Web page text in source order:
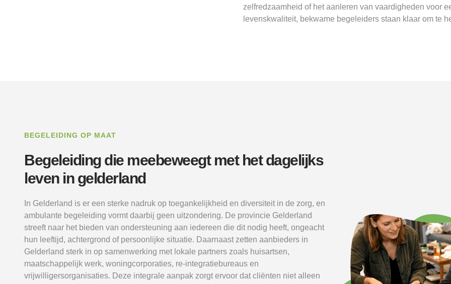
zelfredzaamheid of het aanleren van vaardigheden voor
levenskwaliteit, bekwame begeleiders staan klaar om te
BEGELEIDING OP MAAT
Begeleiding die meebeweegt met het dagelijks
leven in gelderland
In Gelderland is er een sterke nadruk op toegankelijkheid en diversiteit in de zorg, en
ambulante begeleiding vormt daarbij geen uitzondering. De provincie Gelderland
streeft naar het bieden van ondersteuning aan iedereen die dit nodig heeft, ongeacht
hun leeftijd, achtergrond of persoonlijke situatie. Daarnaast zetten aanbieders in
Gelderland sterk in op samenwerking met lokale partners zoals huisartsen,
maatschappelijk werk, woningcorporaties, re-integratiebureaus en
vrijwilligersorganisaties. Deze integrale aanpak zorgt ervoor dat cliënten niet alleen